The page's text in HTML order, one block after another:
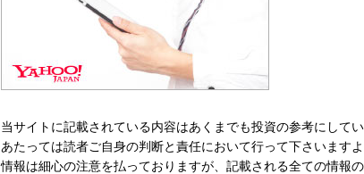
当サイトに記載されている内容はあくまでも投資の参考にして
あたっては読者ご自身の判断と責任において行って下さいます
情報は細心の注意を払っておりますが、記載される全ての情報